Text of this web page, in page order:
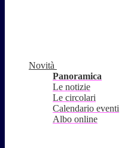
Novità
Panoramica
Le notizie
Le circolari
Calendario eventi
Albo online